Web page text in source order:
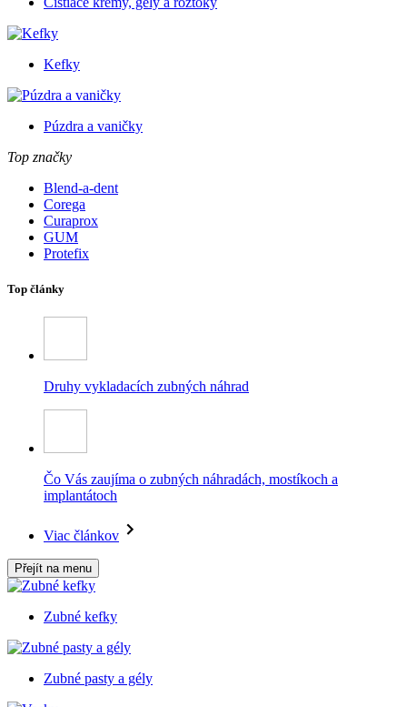
Kefky
Púzdra a vaničky
Top značky
Blend-a-dent
Corega
Curaprox
GUM
Protefix
Top články
Druhy vykladacích zubných náhrad
Čo Vás zaujíma o zubných náhradách, mostíkoch a
implantátoch
Viac článkov
Přejít na menu
Zubné kefky
Zubné pasty a gély